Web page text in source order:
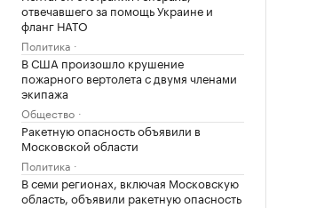
отвечавшего за помощь Украине и
фланг НАТО
Политика
В США произошло крушение
пожарного вертолета с двумя членами
экипажа
Общество
Ракетную опасность объявили в
Московской области
Политика
В семи регионах, включая Московскую
область, объявили ракетную опасность